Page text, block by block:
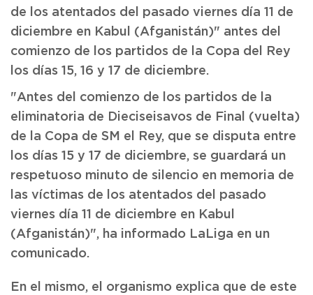
de los atentados del pasado viernes día 11 de
diciembre en Kabul (Afganistán)" antes del
comienzo de los partidos de la Copa del Rey
los días 15, 16 y 17 de diciembre.
"Antes del comienzo de los partidos de la
eliminatoria de Dieciseisavos de Final (vuelta)
de la Copa de SM el Rey, que se disputa entre
los días 15 y 17 de diciembre, se guardará un
respetuoso minuto de silencio en memoria de
las víctimas de los atentados del pasado
viernes día 11 de diciembre en Kabul
(Afganistán)", ha informado LaLiga en un
comunicado.
En el mismo, el organismo explica que de este